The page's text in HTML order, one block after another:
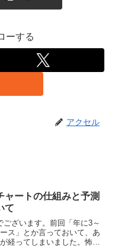
ーする
アクセル
ャートの仕組みと予測
て
ございます。前回「年に3～
ス」とか言っておいて、あ
経ってしまいました。怖い